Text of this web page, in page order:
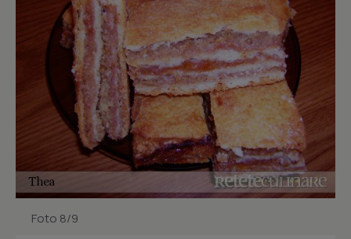
Foto 8/9